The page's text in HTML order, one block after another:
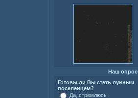
Наш опрос
Готовы ли Вы стать лунным
поселенцем?
Да, стремлюсь